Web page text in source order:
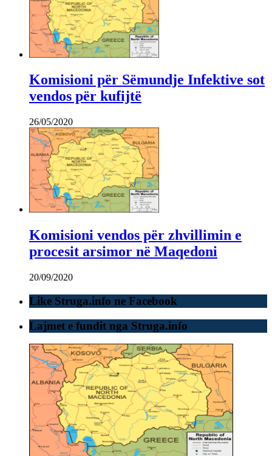
Komisioni për Sëmundje Infektive sot
vendos për kufijtë
26/05/2020
Komisioni vendos për zhvillimin e
procesit arsimor në Maqedoni
20/09/2020
Like Struga.info ne Facebook
Lajmet e fundit nga Struga.info